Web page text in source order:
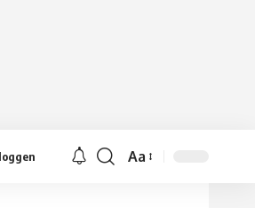
Lettergrootte
Aa